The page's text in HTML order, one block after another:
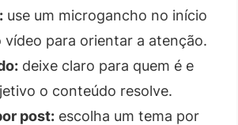
use um microgancho no início
para orientar a atenção.
deixe claro para quem é e
o conteúdo resolve.
post: escolha um tema por